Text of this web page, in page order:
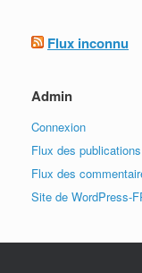
Flux inconnu
Admin
Connexion
Flux des publications
Flux des
Site de WordPress-